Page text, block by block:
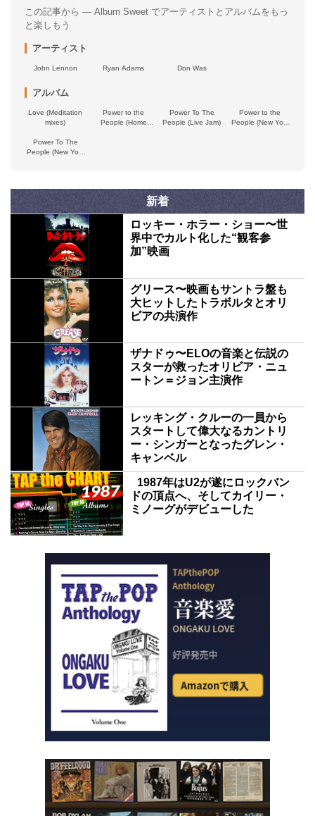
この記事から — Album Sweet でアーティストとアルバムをもっ
と楽しもう
アーティスト
John Lennon Ryan Adams Don Was
アルバム
Love (Meditation
mixes)
Power to the
People (Home
Power To The
People (Live Jam)
Power to the
People (New York
Power To The
People (New York
新着
ロッキー・ホラー・ショー〜世
界中でカルト化した“観客参
加”映画
グリース〜映画もサントラ盤も
大ヒットしたトラボルタとオリ
ビアの共演作
ザナドゥ〜ELOの音楽と伝説の
スターが救ったオリビア・ニュ
ートン＝ジョン主演作
レッキング・クルーの一員から
スタートして偉大なるカントリ
ー・シンガーとなったグレン・
キャンベル
1987年はU2が遂にロックバン
ドの頂点へ、そしてカイリー・
ミノーグがデビューした